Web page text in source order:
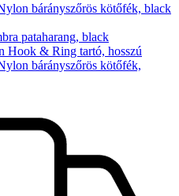
bárányszőrös kötőfék, black
pataharang, black
Hook & Ring tartó, hosszú
bárányszőrös kötőfék,